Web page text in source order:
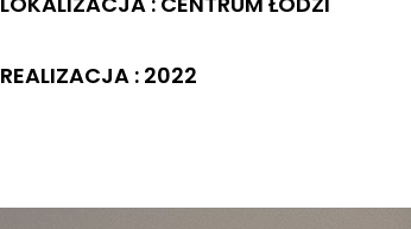
REALIZACJA : 2022